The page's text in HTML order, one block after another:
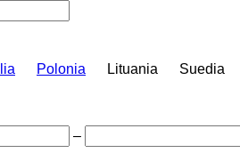
Polonia Lituania Suedia
–